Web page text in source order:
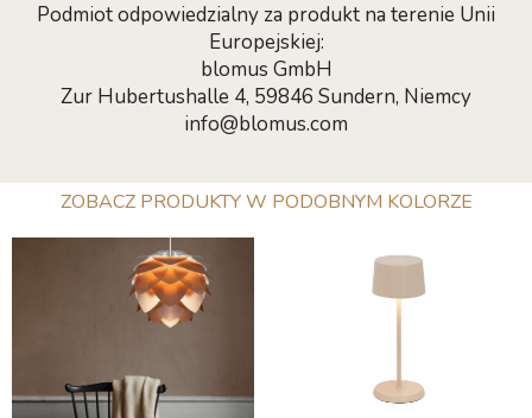
Podmiot odpowiedzialny za produkt na terenie Unii
Europejskiej:
blomus GmbH
Zur Hubertushalle 4, 59846 Sundern, Niemcy
info@blomus.com
ZOBACZ PRODUKTY W PODOBNYM KOLORZE